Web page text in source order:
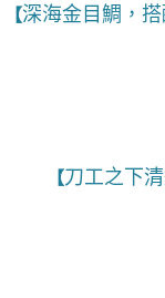
【深海金目鯛，
【刀工之下